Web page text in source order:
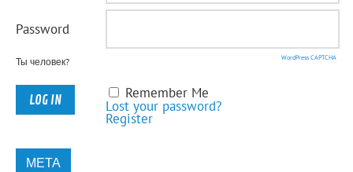
Password
Ты человек? WordPress CAPTCHA
Remember Me
Lost your password?
Register
МЕТА